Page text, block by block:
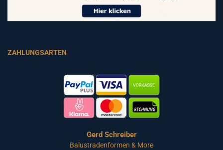
ZAHLUNGSARTEN
Gerd Schreiber
Balustradenformen & More